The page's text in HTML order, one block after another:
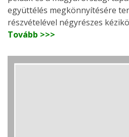
együttélés megkönnyítésére
részvételével négyrészes
Tovább >>>